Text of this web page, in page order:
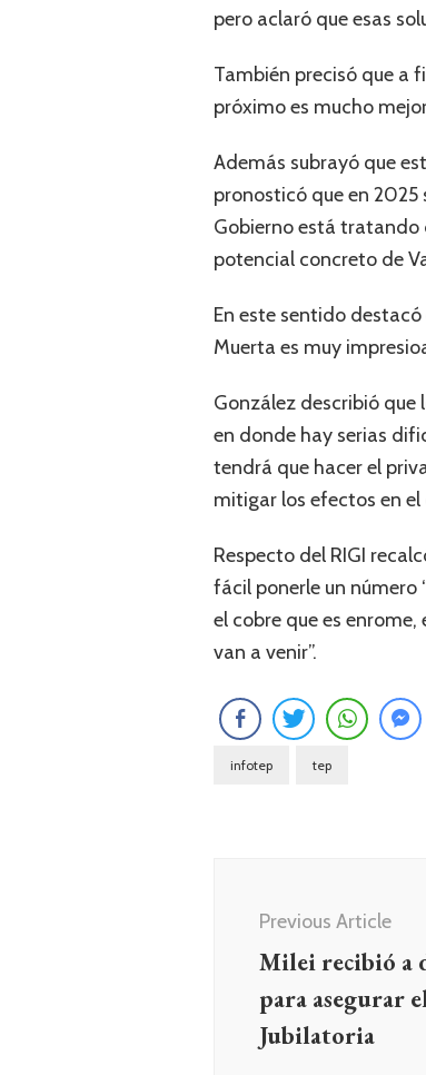
pero aclaró que esas
También precisó que a
próximo es mucho
Además subrayó que
pronosticó que en 2025
Gobierno está tratando
potencial concreto de
En este sentido
Muerta es muy
González describió
en donde hay serias
tendrá que hacer el
mitigar los efectos en el
Respecto del RIGI
fácil ponerle un número
el cobre que es
van a venir”.
infotep tep
entradas
Previous Article
Milei recibió a
para asegurar
Jubilatoria